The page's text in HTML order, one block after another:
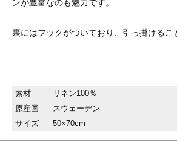
ンが豊富なのも魅力です。
裏にはフックがついており、引っ掛けるこ
素材
リネン100％
原産国
スウェーデン
サイズ
50×70cm